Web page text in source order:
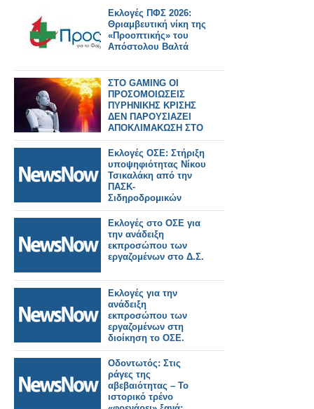
Εκλογές ΠΦΣ 2026:
Θριαμβευτική νίκη της
«Προοπτικής» του
Απόστολου Βαλτά
ΣΤΟ GAMING ΟΙ
ΠΡΟΣΟΜΟΙΩΣΕΙΣ
ΠΥΡΗΝΙΚΗΣ ΚΡΙΣΗΣ
ΔΕΝ ΠΑΡΟΥΣΙΑΖΕΙ
ΑΠΟΚΛΙΜΑΚΩΣΗ ΣΤΟ
95% ΤΩΝ ΠΑΙΧΝΙΔΙΩΝ
Εκλογές ΟΣΕ: Στήριξη
υποψηφιότητας Νίκου
Τσικαλάκη από την
ΠΑΣΚ-
Σιδηροδρομικών
Εκλογές στο ΟΣΕ για
την ανάδειξη
εκπροσώπου των
εργαζομένων στο Δ.Σ.
Εκλογές για την
ανάδειξη
εκπροσώπου των
εργαζομένων στη
διοίκηση το ΟΣΕ.
Οδοντωτός: Στις
ράγες της
αβεβαιότητας – Το
ιστορικό τρένο